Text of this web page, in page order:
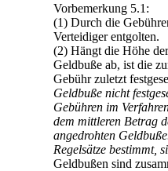
Vorbemerkung 5.1:
(1) Durch die
Verteidiger entgolten.
(2) Hängt die Höhe
Geldbuße ab, ist die
Gebühr zuletzt
Geldbuße nicht
Gebühren im
dem mittleren Betrag
angedrohten
Regelsätze bestimmt,
Geldbußen sind